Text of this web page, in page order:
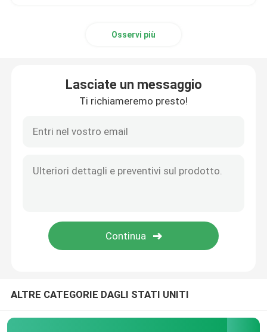
Osservi più
Lasciate un messaggio
Ti richiameremo presto!
ALTRE CATEGORIE DAGLI STATI UNITI